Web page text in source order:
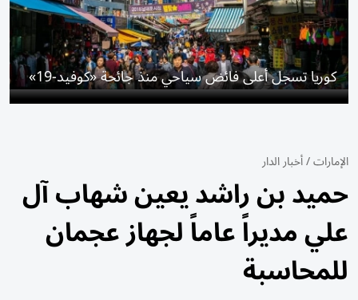
كوريا تسجل أعلى فائض سياحي منذ جائحة «كوفيد-19»
الإمارات/أخبار الدار
حميد بن راشد يعين شهاب آل
علي مديراً عاماً لجهاز عجمان
للمحاسبة